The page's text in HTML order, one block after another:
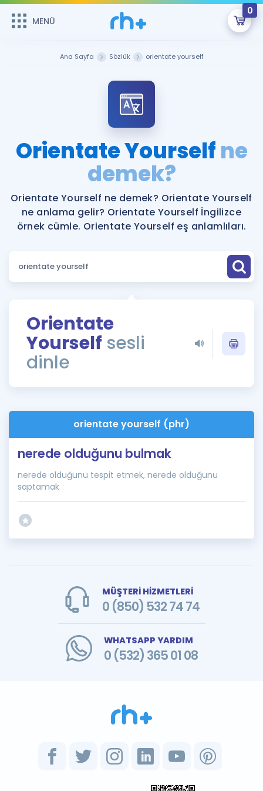
MENÜ
0
Şifremi Hatırlamıyorum
Sepetin Şu An Boş.
Remzi Hoca ile seni sınava hazırlayacak onlarca eğitim seni
bekliyor!
MENÜ
Katılımcı Görüşleri
Faydalı Araçlar
Ücretsiz Kaynaklar
Puan Hesaplama
ÖSYM Sınav Takvimi
Kampanyalar
Blog
İngilizce Gramer
Ana Sayfa Sözlük orientate yourself
Orientate Yourselfne
demek?
Orientate Yourself ne demek? Orientate Yourself
ne anlama gelir? Orientate Yourself İngilizce
örnek cümle. Orientate Yourself eş anlamlıları.
Orientate
Yourself sesli
dinle
orientate yourself (phr)
nerede olduğunu bulmak
nerede olduğunu tespit etmek, nerede olduğunu
saptamak
MÜŞTERİ HİZMETLERİ
0 (850) 532 74 74
WHATSAPP YARDIM
0 (532) 365 01 08